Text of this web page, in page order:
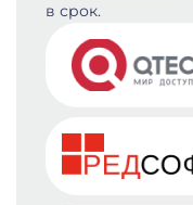
в срок.